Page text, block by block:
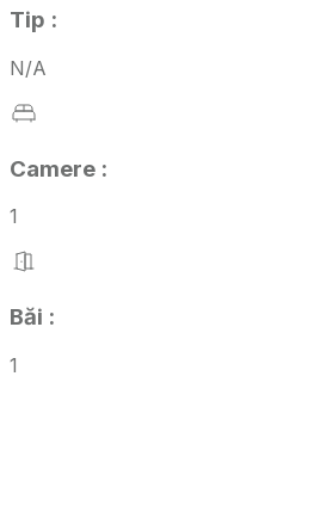
Tip :
N/A
Camere :
1
Băi :
1